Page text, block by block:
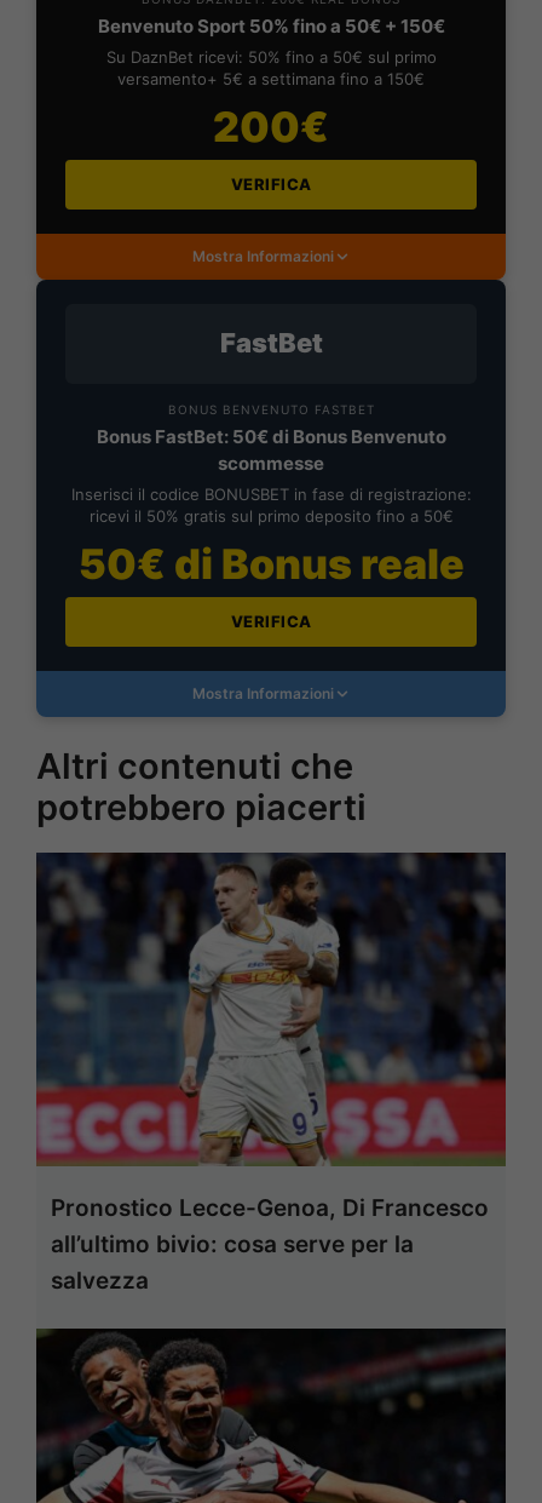
Benvenuto Sport 50% fino a 50€ + 150€
Su DaznBet ricevi: 50% fino a 50€ sul primo
versamento+ 5€ a settimana fino a 150€
200€
VERIFICA
Mostra Informazioni
FastBet
BONUS BENVENUTO FASTBET
Bonus FastBet: 50€ di Bonus Benvenuto
scommesse
Inserisci il codice BONUSBET in fase di registrazione:
ricevi il 50% gratis sul primo deposito fino a 50€
50€ di Bonus reale
VERIFICA
Mostra Informazioni
Altri contenuti che
potrebbero piacerti
Pronostico Lecce-Genoa, Di Francesco
all’ultimo bivio: cosa serve per la
salvezza